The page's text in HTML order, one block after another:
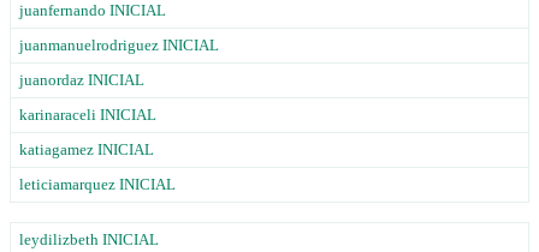
juanfernando INICIAL
juanmanuelrodriguez INICIAL
juanordaz INICIAL
karinaraceli INICIAL
katiagamez INICIAL
leticiamarquez INICIAL
leydilizbeth INICIAL